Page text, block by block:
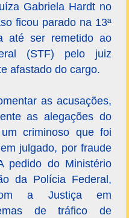
Gabriela Hardt no
ficou parado na 13ª
até ser remetido ao
(STF) pelo juiz
afastado do cargo.
as acusações,
as alegações do
criminoso que foi
julgado, por fraude
pedido do Ministério
da Polícia Federal,
a Justiça em
de tráfico de